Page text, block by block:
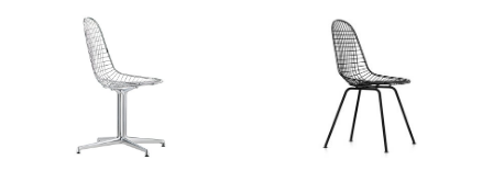
Regale & Schränke
Bücherregale
Wandregale
Sideboards & Kommoden